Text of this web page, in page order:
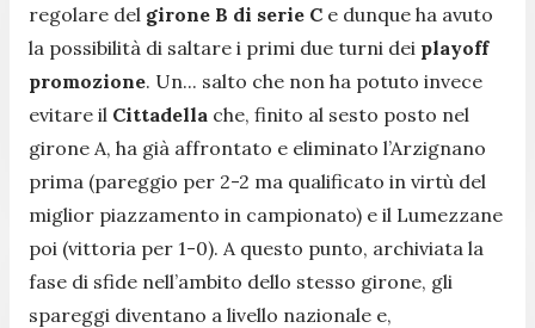
regolare del girone B di serie C e dunque ha avuto
la possibilità di saltare i primi due turni dei playoff
promozione. Un... salto che non ha potuto invece
evitare il Cittadella che, finito al sesto posto nel
girone A, ha già affrontato e eliminato l’Arzignano
prima (pareggio per 2-2 ma qualificato in virtù del
miglior piazzamento in campionato) e il Lumezzane
poi (vittoria per 1-0). A questo punto, archiviata la
fase di sfide nell’ambito dello stesso girone, gli
spareggi diventano a livello nazionale e,